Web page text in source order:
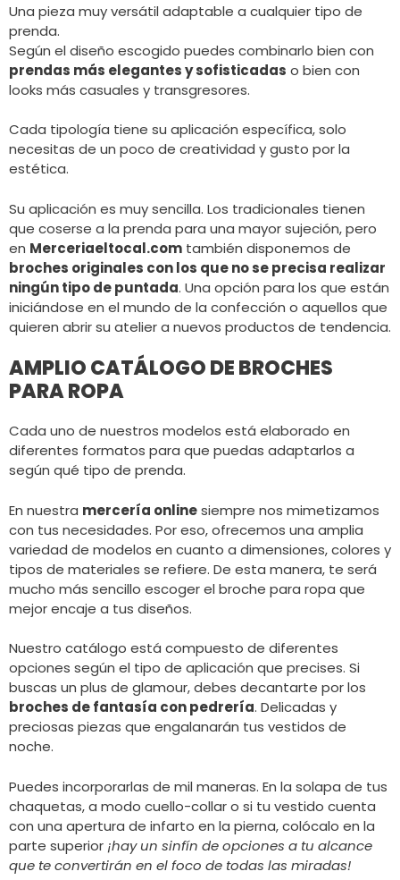
Una pieza muy versátil adaptable a cualquier tipo de
prenda.
Según el diseño escogido puedes combinarlo bien con
prendas más elegantes y sofisticadas o bien con
looks más casuales y transgresores.
Cada tipología tiene su aplicación específica, solo
necesitas de un poco de creatividad y gusto por la
estética.
Su aplicación es muy sencilla. Los tradicionales tienen
que coserse a la prenda para una mayor sujeción, pero
en Merceriaeltocal.com también disponemos de
broches originales con los que no se precisa realizar
ningún tipo de puntada. Una opción para los que están
iniciándose en el mundo de la confección o aquellos que
quieren abrir su atelier a nuevos productos de tendencia.
AMPLIO CATÁLOGO DE BROCHES
PARA ROPA
Cada uno de nuestros modelos está elaborado en
diferentes formatos para que puedas adaptarlos a
según qué tipo de prenda.
En nuestra mercería onlinesiempre nos mimetizamos
con tus necesidades. Por eso, ofrecemos una amplia
variedad de modelos en cuanto a dimensiones, colores y
tipos de materiales se refiere. De esta manera, te será
mucho más sencillo escoger el broche para ropa que
mejor encaje a tus diseños.
Nuestro catálogo está compuesto de diferentes
opciones según el tipo de aplicación que precises. Si
buscas un plus de glamour, debes decantarte por los
broches de fantasía con pedrería. Delicadas y
preciosas piezas que engalanarán tus vestidos de
noche.
Puedes incorporarlas de mil maneras. En la solapa de tus
chaquetas, a modo cuello-collar o si tu vestido cuenta
con una apertura de infarto en la pierna, colócalo en la
parte superior ¡hay un sinfín de opciones a tu alcance
que te convertirán en el foco de todas las miradas!